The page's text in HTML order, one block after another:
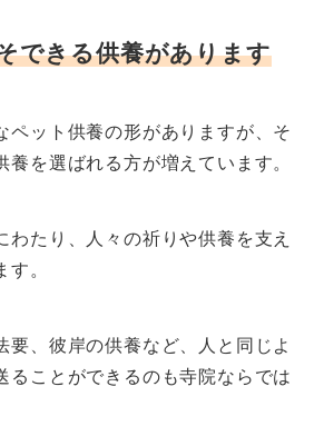
できる供養があります
ペット供養の形がありますが、そ
を選ばれる方が増えています。
わたり、人々の祈りや供養を支え
。
要、彼岸の供養など、人と同じよ
ることができるのも寺院ならでは